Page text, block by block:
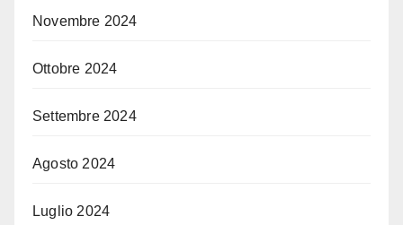
Novembre 2024
Ottobre 2024
Settembre 2024
Agosto 2024
Luglio 2024